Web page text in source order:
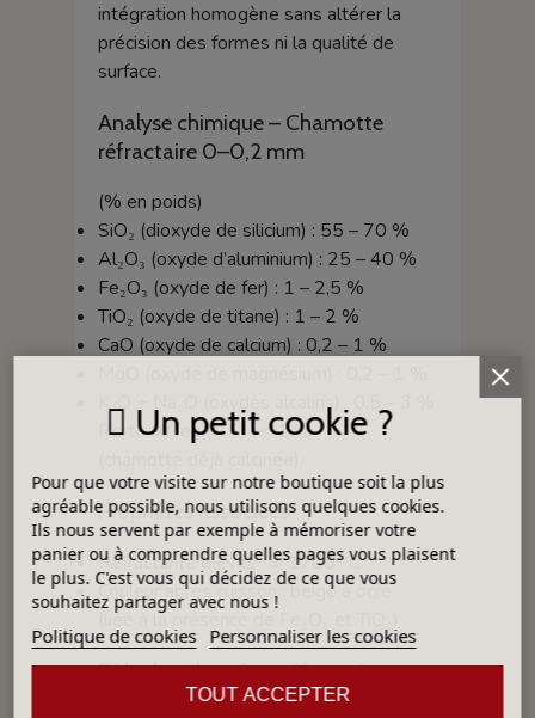
intégration homogène sans altérer la
précision des formes ni la qualité de
surface.
Analyse chimique – Chamotte
réfractaire 0–0,2 mm
(% en poids)
SiO₂ (dioxyde de silicium) : 55 – 70 %
Al₂O₃ (oxyde d’aluminium) : 25 – 40 %
Fe₂O₃ (oxyde de fer) : 1 – 2,5 %
TiO₂ (oxyde de titane) : 1 – 2 %
CaO (oxyde de calcium) : 0,2 – 1 %
K₂O + Na₂O (oxydes alcalins) : 0,5 – 3 %
Perte au feu (P.F.) : < 1 %
Propriétés associées
Réfractarité élevée : > 1700 °C
Couleur après cuisson : beige à ocre
(liée à la présence de Fe₂O₃ et TiO₂)
Rôle dans les pâtes réfractaires
Un petit cookie ?
Pour que votre visite sur notre boutique soit la plus
agréable possible, nous utilisons quelques cookies.
Ils nous servent par exemple à mémoriser votre
panier ou à comprendre quelles pages vous plaisent
le plus. C'est vous qui décidez de ce que vous
souhaitez partager avec nous !
Politique de cookies Personnaliser les cookies
TOUT ACCEPTER